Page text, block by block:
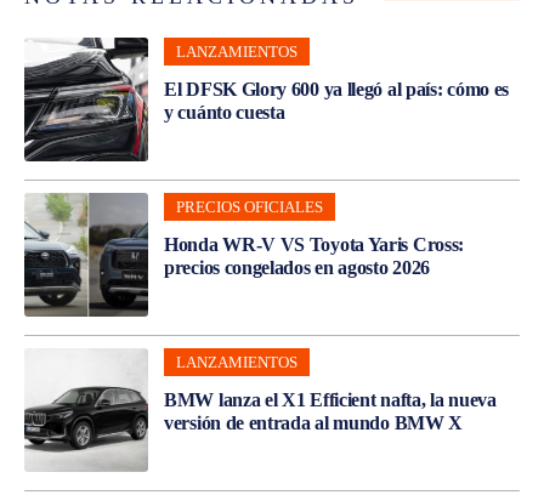
LANZAMIENTOS
El DFSK Glory 600 ya llegó al país: cómo es
y cuánto cuesta
PRECIOS OFICIALES
Honda WR-V VS Toyota Yaris Cross:
precios congelados en agosto 2026
LANZAMIENTOS
BMW lanza el X1 Efficient nafta, la nueva
versión de entrada al mundo BMW X